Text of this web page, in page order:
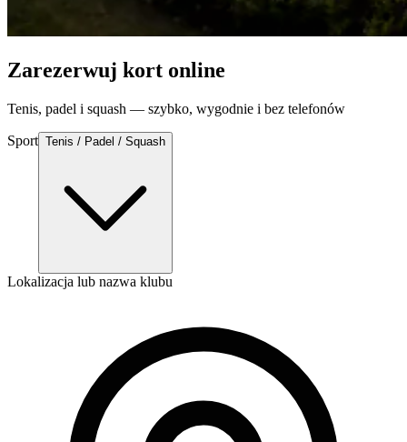
Zarezerwuj kort online
Tenis, padel i squash — szybko, wygodnie i bez telefonów
Sport Tenis / Padel / Squash
Lokalizacja lub nazwa klubu